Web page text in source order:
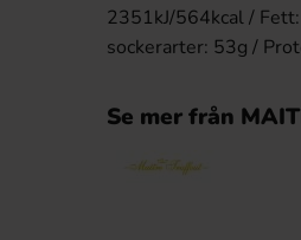
2351kJ/564kcal /
sockerarter: 53g /
Se mer från